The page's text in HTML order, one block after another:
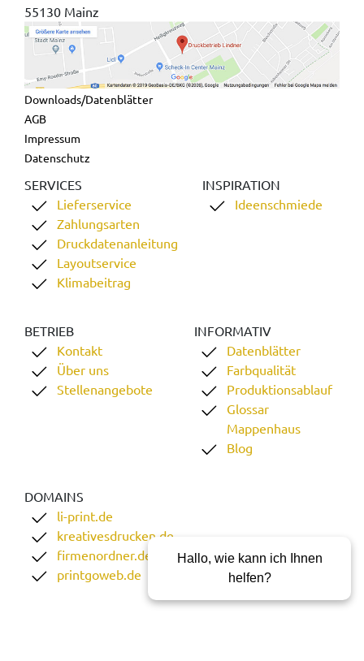
55130 Mainz
Downloads/Datenblätter
AGB
Impressum
Datenschutz
SERVICES
Lieferservice
Zahlungsarten
Druckdatenanleitung
Layoutservice
Klimabeitrag
INSPIRATION
Ideenschmiede
BETRIEB
Kontakt
Über uns
Stellenangebote
INFORMATIV
Datenblätter
Farbqualität
Produktionsablauf
Glossar
Mappenhaus
Blog
DOMAINS
li-print.de
kreativesdrucken.de
firmenordner.de
printgoweb.de
Hallo, wie kann ich Ihnen
helfen?